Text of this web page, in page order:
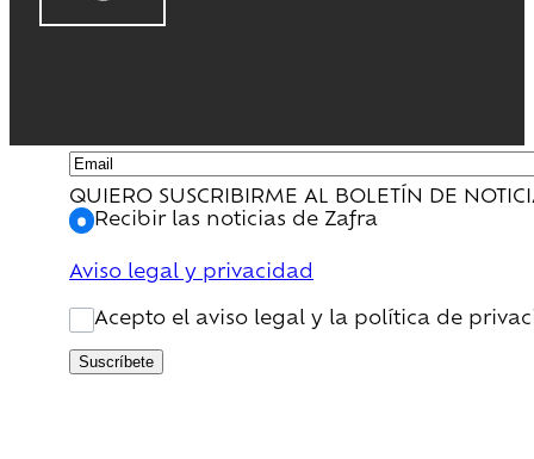
QUIERO SUSCRIBIRME AL BOLETÍN DE
Recibir las noticias de Zafra
Aviso legal y privacidad
Acepto el aviso legal y la política de
Suscríbete